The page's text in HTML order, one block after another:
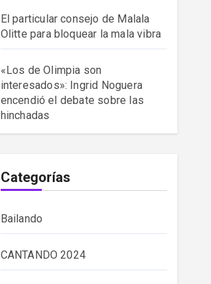
El particular consejo de Malala
Olitte para bloquear la mala vibra
«Los de Olimpia son
interesados»: Ingrid Noguera
encendió el debate sobre las
hinchadas
Categorías
Bailando
CANTANDO 2024